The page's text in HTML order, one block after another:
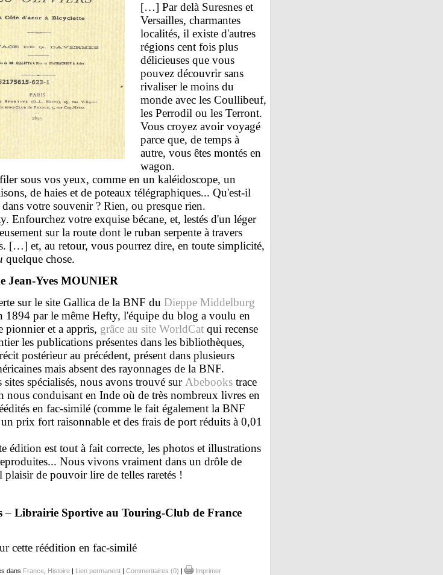
[…] Par delà Suresnes et
Versailles, charmantes
localités, il existe d'autres
régions cent fois plus
délicieuses que vous
pouvez découvrir sans
rivaliser le moins du
monde avec les Coullibeuf,
les Perrodil ou les Terront.
Vous croyez avoir voyagé
parce que, de temps à
autre, vous êtes montés en
wagon.
sous vos yeux, comme en un kaléidoscope, un
de haies et de poteaux télégraphiques... Qu'est-il
dans votre souvenir ? Rien, ou presque rien.
Enfourchez votre exquise bécane, et, lestés d'un léger
sur la route dont le ruban serpente à travers
[…] et, au retour, vous pourrez dire, en toute simplicité,
quelque chose.
Jean-Yves MOUNIER
sur le site Gallica de la BNF du Dieppe Middelburg
1894 par le même Hefty, l'équipe du blog a voulu en
pionnier et a appris, grâce au site WorldCatqui recense
les publications présentes dans les bibliothèques,
postérieur au précédent, présent dans plusieurs
mais absent des rayonnages de la BNF.
spécialisés, nous avons trouvé sur Abebookstrace
nous conduisant en Inde où de très nombreux livres en
en fac-similé (comme le fait également la BNF
prix fort raisonnable et des frais de port réduits à 0,01
édition est tout à fait correcte, les photos et illustrations
Nous vivons vraiment dans un drôle de
plaisir de pouvoir lire de telles raretés !
– Librairie Sportive au Touring-Club de France
cette réédition en fac-similé
dans France, Histoire| Lien permanent| Commentaires (0) | Imprimer